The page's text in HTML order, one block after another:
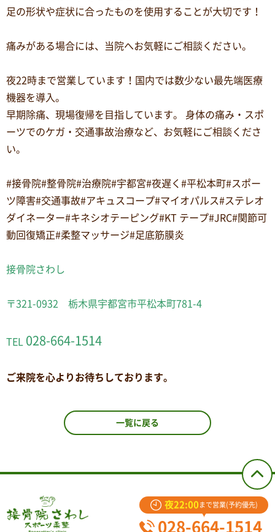
足の形状や症状に合ったものを使用することが大切です！
痛みがある場合には、当院へお気軽にご相談ください。
夜22時まで営業しています！国内では数少ない最先端医療
機器を導入。
早期除痛、現場復帰を目指しています。 身体の痛み・スポ
ーツでのケガ・交通事故治療など、お気軽にご相談くださ
い。
#接骨院#整骨院#治療院#宇都宮#夜遅く#平松本町#スポー
ツ障害#交通事故#アキュスコープ#マイオパルス#ステレオ
ダイネーター#キネシオテーピング#KT テープ#JRC#関節可
動回復矯正#柔整マッサージ#足底筋膜炎
接骨院さわし
〒321-0932 栃木県宇都宮市平松本町781-4
TEL 028-664-1514
ご来院を心よりお待ちしております。
一覧に戻る
夜22:00 まで営業(予約優先)
028-664-1514